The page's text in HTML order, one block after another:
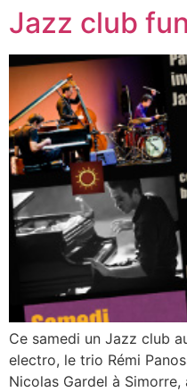
Jazz club
Ce samedi un Jazz club
electro, le trio Rémi
Nicolas Gardel à Simorre,